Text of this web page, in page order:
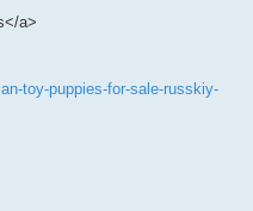
a>
toy-puppies-for-sale-russkiy-